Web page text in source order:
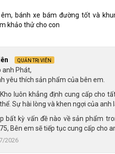
yên nâng hạ dễ dàng
cánh én bằng hợp kim thép,
phụ huynh điều chỉnh độ
bánh xe bám đường tốt và
khảo thử cho con
QUẢN TRỊ VIÊN
anh Phát,
yêu thích sản phẩm của bên em.
luôn khẳng định cung cấp cho
Sự hài lòng và khen ngợi của anh
bất kỳ vấn đề nào về sản phẩm
Bên em sẽ tiếp tục cung cấp cho
2026